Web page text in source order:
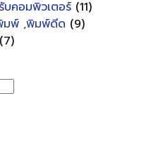
คอมพิวเตอร์ (11)
มพ์ ,พิมพ์ดีด (9)
(7)